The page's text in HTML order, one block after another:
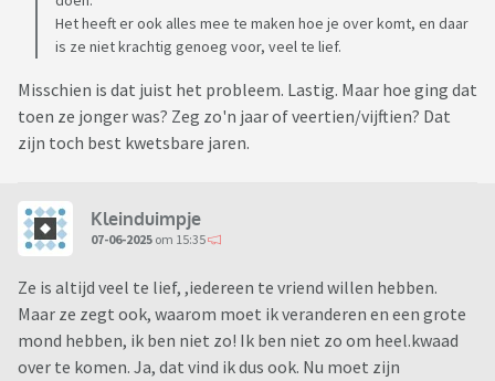
Het heeft er ook alles mee te maken hoe je over komt, en daar
is ze niet krachtig genoeg voor, veel te lief.
Misschien is dat juist het probleem. Lastig. Maar hoe ging dat
toen ze jonger was? Zeg zo'n jaar of veertien/vijftien? Dat
zijn toch best kwetsbare jaren.
Kleinduimpje
07-06-2025 om 15:35
Ze is altijd veel te lief, ,iedereen te vriend willen hebben.
Maar ze zegt ook, waarom moet ik veranderen en een grote
mond hebben, ik ben niet zo! Ik ben niet zo om heel.kwaad
over te komen. Ja, dat vind ik dus ook. Nu moet zijn